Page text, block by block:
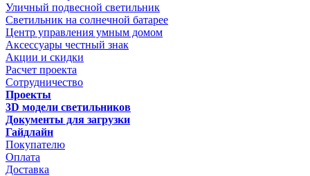
Уличный подвесной светильник
Светильник на солнечной батарее
Центр управления умным домом
Аксессуары честный знак
Акции и скидки
Расчет проекта
Сотрудничество
Проекты
3D модели светильников
Документы для загрузки
Гайдлайн
Покупателю
Оплата
Доставка